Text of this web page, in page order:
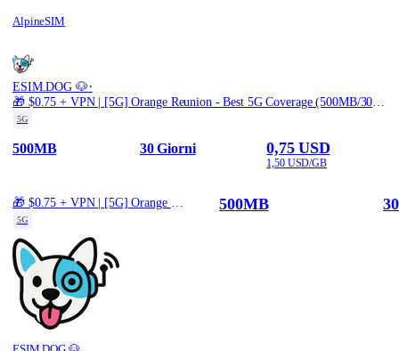
AlpineSIM
ESIM.DOG 🐶·
5G
500MB 30 Giorni 0,75 USD
1,50 USD/GB
5G
500MB